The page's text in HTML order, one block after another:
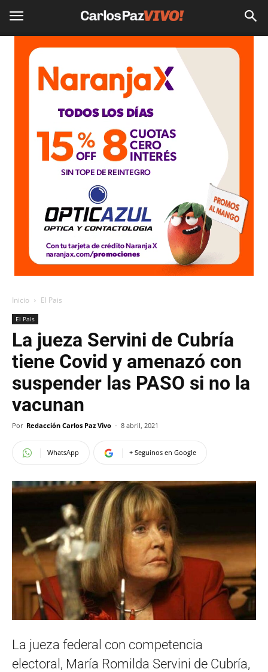
Inicio El Pais
El Pais
La jueza Servini de Cubría
tiene Covid y amenazó con
suspender las PASO si no la
vacunan
Por Redacción Carlos Paz Vivo - 8 abril, 2021
WhatsApp + Seguinos en Google
La jueza federal con competencia
electoral, María Romilda Servini de Cubría,